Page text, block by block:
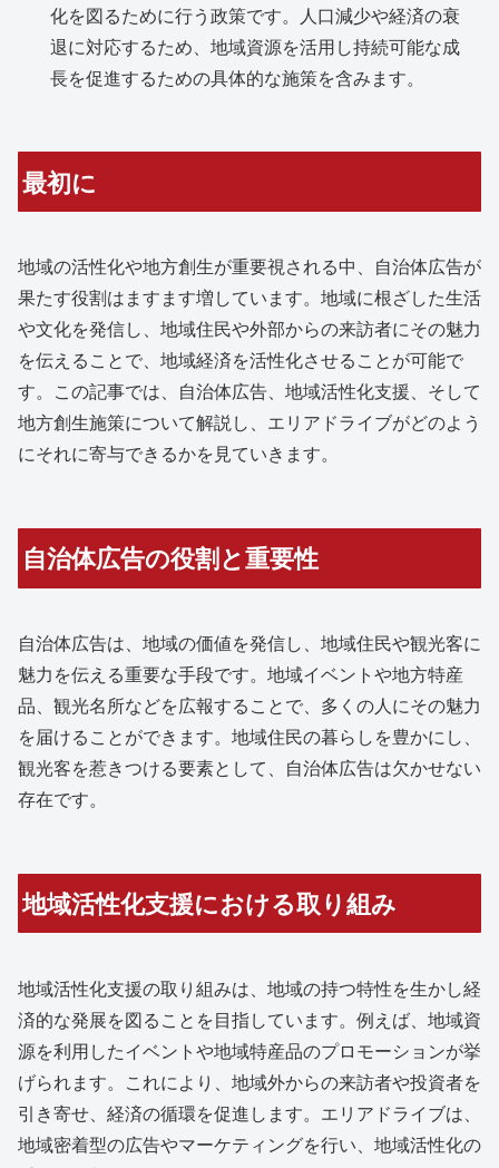
化を図るために行う政策です。人口減少や経済の衰
退に対応するため、地域資源を活用し持続可能な成
長を促進するための具体的な施策を含みます。
最初に
地域の活性化や地方創生が重要視される中、自治体広告が
果たす役割はますます増しています。地域に根ざした生活
や文化を発信し、地域住民や外部からの来訪者にその魅力
を伝えることで、地域経済を活性化させることが可能で
す。この記事では、自治体広告、地域活性化支援、そして
地方創生施策について解説し、エリアドライブがどのよう
にそれに寄与できるかを見ていきます。
自治体広告の役割と重要性
自治体広告は、地域の価値を発信し、地域住民や観光客に
魅力を伝える重要な手段です。地域イベントや地方特産
品、観光名所などを広報することで、多くの人にその魅力
を届けることができます。地域住民の暮らしを豊かにし、
観光客を惹きつける要素として、自治体広告は欠かせない
存在です。
地域活性化支援における取り組み
地域活性化支援の取り組みは、地域の持つ特性を生かし経
済的な発展を図ることを目指しています。例えば、地域資
源を利用したイベントや地域特産品のプロモーションが挙
げられます。これにより、地域外からの来訪者や投資者を
引き寄せ、経済の循環を促進します。エリアドライブは、
地域密着型の広告やマーケティングを行い、地域活性化の